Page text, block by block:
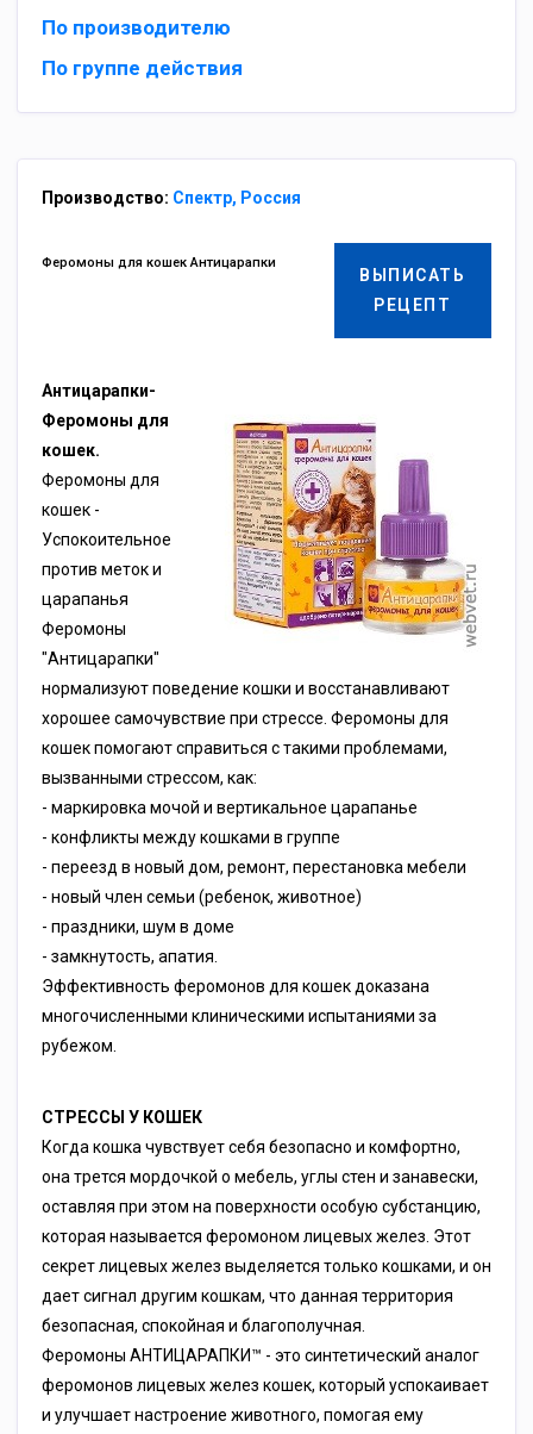
По производителю
По группе действия
Производство: Спектр, Россия
ВЫПИСАТЬ
РЕЦЕПТ
Феромоны для кошек Антицарапки
Антицарапки-
Феромоны для
кошек.
Феромоны для
кошек -
Успокоительное
против меток и
царапанья
Феромоны
"Антицарапки"
нормализуют поведение кошки и восстанавливают
хорошее самочувствие при стрессе. Феромоны для
кошек помогают справиться с такими проблемами,
вызванными стрессом, как:
- маркировка мочой и вертикальное царапанье
- конфликты между кошками в группе
- переезд в новый дом, ремонт, перестановка мебели
- новый член семьи (ребенок, животное)
- праздники, шум в доме
- замкнутость, апатия.
Эффективность феромонов для кошек доказана
многочисленными клиническими испытаниями за
рубежом.
СТРЕССЫ У КОШЕК
Когда кошка чувствует себя безопасно и комфортно,
она трется мордочкой о мебель, углы стен и занавески,
оставляя при этом на поверхности особую субстанцию,
которая называется феромоном лицевых желез. Этот
секрет лицевых желез выделяется только кошками, и он
дает сигнал другим кошкам, что данная территория
безопасная, спокойная и благополучная.
Феромоны АНТИЦАРАПКИ™ - это синтетический аналог
феромонов лицевых желез кошек, который успокаивает
и улучшает настроение животного, помогая ему